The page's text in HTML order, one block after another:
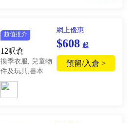
超值推介
12呎倉
換季衣服, 兒童物
件及玩具,書本
網上優惠
$608 起
預留/入倉 >